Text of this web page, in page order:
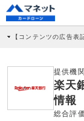
【コンテンツの広告表
社に対して企業から紹介
商品を根拠なくPRする
どに基づき、公平性を
提供機
楽天
情報
総合評価